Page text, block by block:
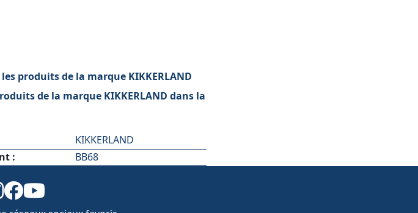
produits de la marque KIKKERLAND
de la marque KIKKERLAND dans la
KIKKERLAND
:
BB68